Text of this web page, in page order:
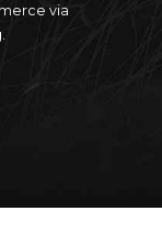
via